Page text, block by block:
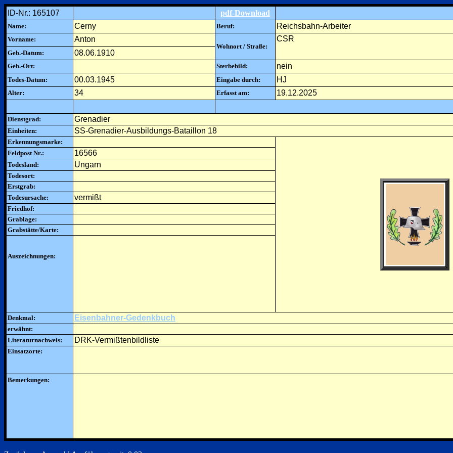
ID-Nr.: 165107 pdf-Download
Name: Cerny Beruf: Reichsbahn-Arbeiter
Vorname: Anton
Wohnort / Straße:
CSR
Geb.-Datum: 08.06.1910
Geb.-Ort: Sterbebild: nein
Todes-Datum: 00.03.1945 Eingabe durch: HJ
Alter: 34 Erfasst am: 19.12.2025
Dienstgrad: Grenadier
Einheiten: SS-Grenadier-Ausbildungs-Bataillon 18
Erkennungsmarke:
Feldpost Nr.:
16566
Todesland: Ungarn
Todesort:
Erstgrab:
Todesursache:
vermißt
Friedhof:
Grablage:
Grabstätte/Karte:
Auszeichnungen:
Denkmal: Eisenbahner-Gedenkbuch
erwähnt:
Literaturnachweis:
DRK-Vermißtenbildliste
Einsatzorte:
Bemerkungen: